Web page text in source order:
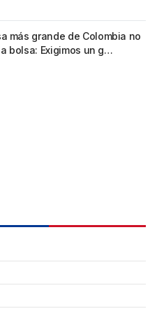
más grande de Colombia no
bolsa: Exigimos un g…